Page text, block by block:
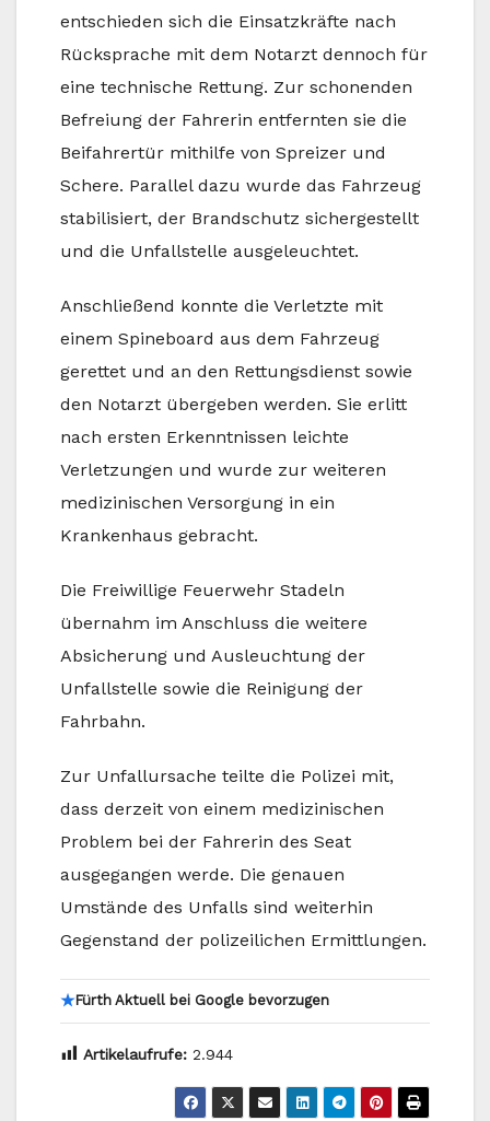
entschieden sich die Einsatzkräfte nach
Rücksprache mit dem Notarzt dennoch für
eine technische Rettung. Zur schonenden
Befreiung der Fahrerin entfernten sie die
Beifahrertür mithilfe von Spreizer und
Schere. Parallel dazu wurde das Fahrzeug
stabilisiert, der Brandschutz sichergestellt
und die Unfallstelle ausgeleuchtet.
Anschließend konnte die Verletzte mit
einem Spineboard aus dem Fahrzeug
gerettet und an den Rettungsdienst sowie
den Notarzt übergeben werden. Sie erlitt
nach ersten Erkenntnissen leichte
Verletzungen und wurde zur weiteren
medizinischen Versorgung in ein
Krankenhaus gebracht.
Die Freiwillige Feuerwehr Stadeln
übernahm im Anschluss die weitere
Absicherung und Ausleuchtung der
Unfallstelle sowie die Reinigung der
Fahrbahn.
Zur Unfallursache teilte die Polizei mit,
dass derzeit von einem medizinischen
Problem bei der Fahrerin des Seat
ausgegangen werde. Die genauen
Umstände des Unfalls sind weiterhin
Gegenstand der polizeilichen Ermittlungen.
★Fürth Aktuell bei Google bevorzugen
Artikelaufrufe: 2.944